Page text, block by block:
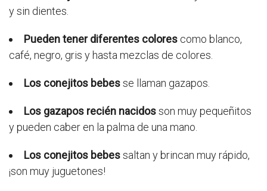
y sin dientes.
Pueden tener diferentes colores como blanco,
café, negro, gris y hasta mezclas de colores.
Los conejitos bebesse llaman gazapos.
Los gazapos recién nacidosson muy pequeñitos
y pueden caber en la palma de una mano.
Los conejitos bebessaltan y brincan muy rápido,
¡son muy juguetones!